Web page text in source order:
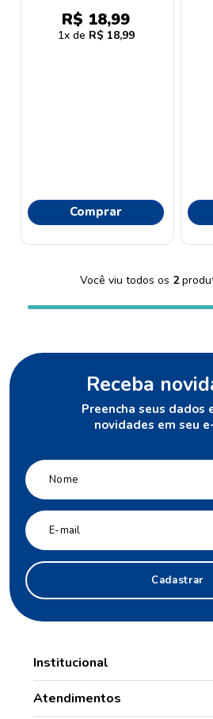
R$ 18,99
1 R$ 18,99
Comprar
Você viu todos os 2
Receba
Preencha seus dados
novidades em seu
Cadastrar
Institucional
Manipulação
Atendimentos
esmalte
dove